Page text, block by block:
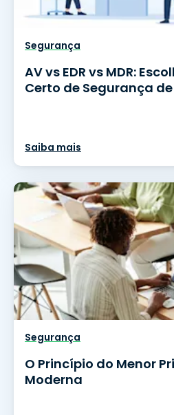
Segurança
AV vs EDR vs MDR:
Certo de Segurança
Saiba mais
Segurança
O Princípio do Menor
Moderna